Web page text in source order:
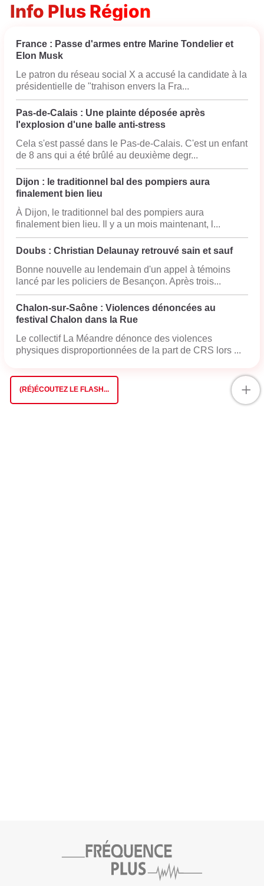
Info Plus Région
France : Passe d'armes entre Marine Tondelier et
Elon Musk
Le patron du réseau social X a accusé la candidate à la
présidentielle de "trahison envers la Fra...
Pas-de-Calais : Une plainte déposée après
l'explosion d'une balle anti-stress
Cela s'est passé dans le Pas-de-Calais. C'est un enfant
de 8 ans qui a été brûlé au deuxième degr...
Dijon : le traditionnel bal des pompiers aura
finalement bien lieu
À Dijon, le traditionnel bal des pompiers aura
finalement bien lieu. Il y a un mois maintenant, l...
Doubs : Christian Delaunay retrouvé sain et sauf
Bonne nouvelle au lendemain d'un appel à témoins
lancé par les policiers de Besançon. Après trois...
Chalon-sur-Saône : Violences dénoncées au
festival Chalon dans la Rue
Le collectif La Méandre dénonce des violences
physiques disproportionnées de la part de CRS lors ...
(RÉ)ÉCOUTEZ LE FLASH... +